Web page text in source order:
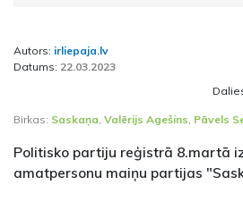
Autors: irliepaja.lv
Datums: 22.03.2023
Birkas: Saskaņa, Valērijs Agešins, Pāvels
Politisko partiju reģistrā 8.martā
amatpersonu maiņu partijas